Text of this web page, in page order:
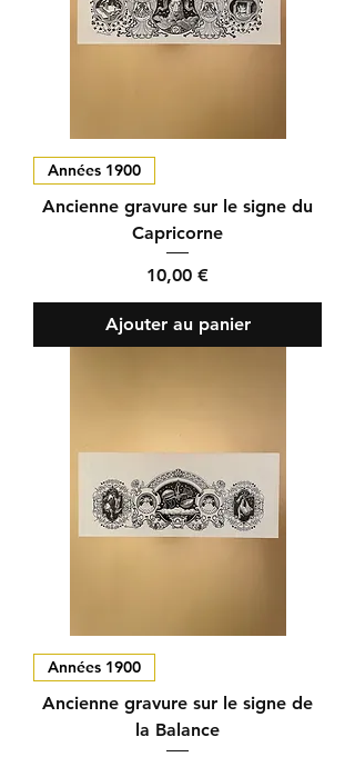
Années 1900
Ancienne gravure sur le signe du
Capricorne
Prix
10,00 €
Ajouter au panier
Années 1900
Ancienne gravure sur le signe de
la Balance